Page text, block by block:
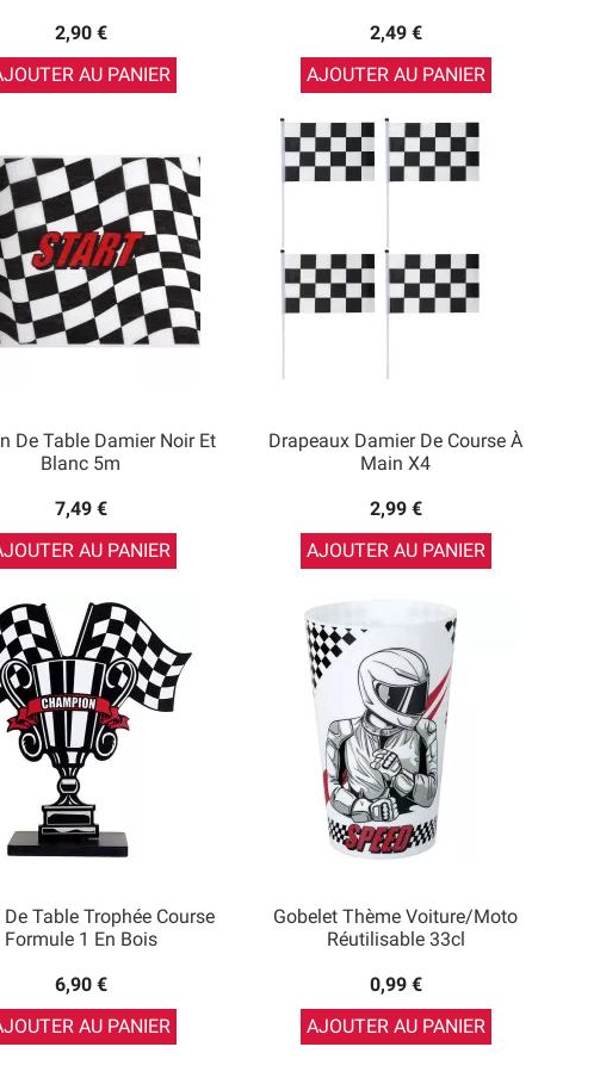
2,90 €
AU PANIER
2,49 €
AJOUTER AU PANIER
De Table Damier Noir Et
Blanc 5m
7,49 €
AU PANIER
Drapeaux Damier De Course À
Main X4
2,99 €
AJOUTER AU PANIER
De Table Trophée Course
Formule 1 En Bois
6,90 €
AU PANIER
Gobelet Thème Voiture/Moto
Réutilisable 33cl
0,99 €
AJOUTER AU PANIER